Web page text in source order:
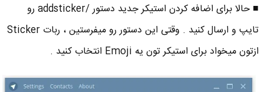
■ حالا برای اضافه کردن استیکر جدید دستور /addsticker رو
تایپ و ارسال کنید . وقتی این دستور رو میفرستین ، ربات Sticker
ازتون میخواد برای استیکر تون یه Emoji انتخاب کنید .